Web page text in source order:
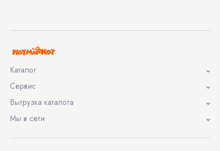
Каталог
Сервис
Выгрузка каталога
Мы в сети